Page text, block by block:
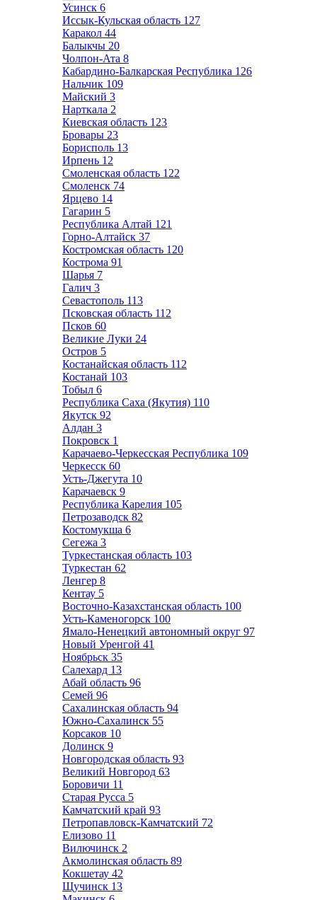
Усинск 6
Иссык-Кульская область 127
Каракол 44
Балыкчы 20
Чолпон-Ата 8
Кабардино-Балкарская Республика 126
Нальчик 109
Майский 3
Нарткала 2
Киевская область 123
Бровары 23
Борисполь 13
Ирпень 12
Смоленская область 122
Смоленск 74
Ярцево 14
Гагарин 5
Республика Алтай 121
Горно-Алтайск 37
Костромская область 120
Кострома 91
Шарья 7
Галич 3
Севастополь 113
Псковская область 112
Псков 60
Великие Луки 24
Остров 5
Костанайская область 112
Костанай 103
Тобыл 6
Республика Саха (Якутия) 110
Якутск 92
Алдан 3
Покровск 1
Карачаево-Черкесская Республика 109
Черкесск 60
Усть-Джегута 10
Карачаевск 9
Республика Карелия 105
Петрозаводск 82
Костомукша 6
Сегежа 3
Туркестанская область 103
Туркестан 62
Ленгер 8
Кентау 5
Восточно-Казахстанская область 100
Усть-Каменогорск 100
Ямало-Ненецкий автономный округ 97
Новый Уренгой 41
Ноябрьск 35
Салехард 13
Абай область 96
Семей 96
Сахалинская область 94
Южно-Сахалинск 55
Корсаков 10
Долинск 9
Новгородская область 93
Великий Новгород 63
Боровичи 11
Старая Русса 5
Камчатский край 93
Петропавловск-Камчатский 72
Елизово 11
Вилючинск 2
Акмолинская область 89
Кокшетау 42
Щучинск 13